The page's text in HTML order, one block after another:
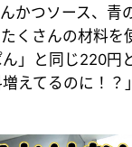
かつソース、青
くさんの材料を
ん」と同じ220円
えてるのに！？